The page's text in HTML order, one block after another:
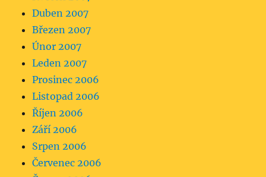
Duben 2007
Březen 2007
Únor 2007
Leden 2007
Prosinec 2006
Listopad 2006
Říjen 2006
Září 2006
Srpen 2006
Červenec 2006